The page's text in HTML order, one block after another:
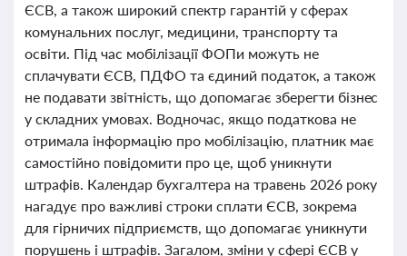
ЄСВ, а також широкий спектр гарантій у сферах
комунальних послуг, медицини, транспорту та
освіти. Під час мобілізації ФОПи можуть не
сплачувати ЄСВ, ПДФО та єдиний податок, а також
не подавати звітність, що допомагає зберегти бізнес
у складних умовах. Водночас, якщо податкова не
отримала інформацію про мобілізацію, платник має
самостійно повідомити про це, щоб уникнути
штрафів. Календар бухгалтера на травень 2026 року
нагадує про важливі строки сплати ЄСВ, зокрема
для гірничих підприємств, що допомагає уникнути
порушень і штрафів. Загалом, зміни у сфері ЄСВ у